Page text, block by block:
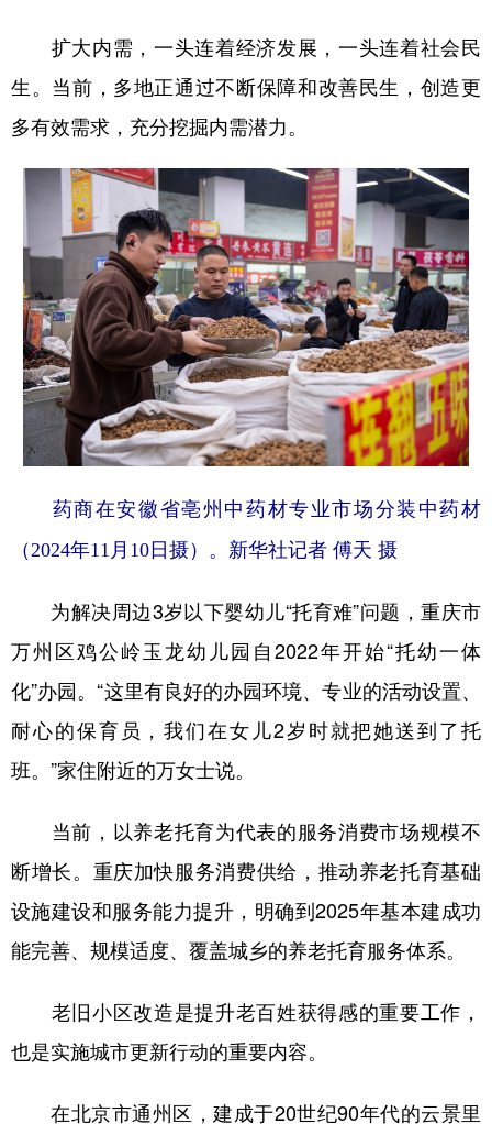
扩大内需，一头连着经济发展，一头连着社会民
生。当前，多地正通过不断保障和改善民生，创造更
多有效需求，充分挖掘内需潜力。
药商在安徽省亳州中药材专业市场分装中药材
（2024年11月10日摄）。新华社记者 傅天 摄
为解决周边3岁以下婴幼儿“托育难”问题，重庆市
万州区鸡公岭玉龙幼儿园自2022年开始“托幼一体
化”办园。“这里有良好的办园环境、专业的活动设置、
耐心的保育员，我们在女儿2岁时就把她送到了托
班。”家住附近的万女士说。
当前，以养老托育为代表的服务消费市场规模不
断增长。重庆加快服务消费供给，推动养老托育基础
设施建设和服务能力提升，明确到2025年基本建成功
能完善、规模适度、覆盖城乡的养老托育服务体系。
老旧小区改造是提升老百姓获得感的重要工作，
也是实施城市更新行动的重要内容。
在北京市通州区，建成于20世纪90年代的云景里